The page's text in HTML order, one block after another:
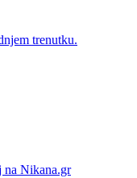
trenutku.
na Nikana.gr